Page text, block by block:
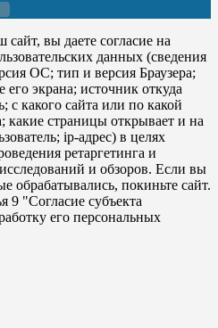
вы даете согласие на
данных (сведения
ОС; тип и версия Браузера;
его экрана; источник откуда
с какого сайта или по какой
какие страницы открывает и на
ip-адрес) в целях
ретаргетинга и
и обзоров. Если вы
обрабатывались, покиньте сайт.
9 "Согласие субъекта
его персональных